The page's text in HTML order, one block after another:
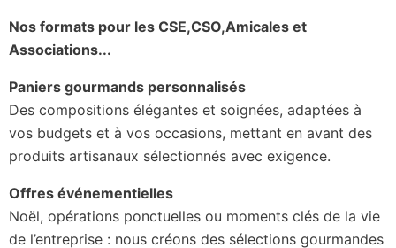
Nos formats pour les CSE,CSO,Amicales et
Associations...
Paniers gourmands personnalisés
Des compositions élégantes et soignées, adaptées à
vos budgets et à vos occasions, mettant en avant des
produits artisanaux sélectionnés avec exigence.
Offres événementielles
Noël, opérations ponctuelles ou moments clés de la vie
de l’entreprise : nous créons des sélections gourmandes